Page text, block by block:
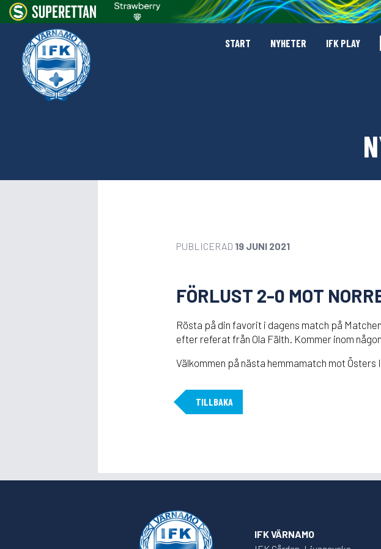
START NYHETER IFK PLAY
PUBLICERAD 19 JUNI 2021
FÖRLUST 2-0 MOT
Rösta på din favorit i dagens match på
efter referat från Ola Fälth. Kommer inom
Välkommen på nästa hemmamatch mot Östers
TILLBAKA
IFK VÄRNAMO